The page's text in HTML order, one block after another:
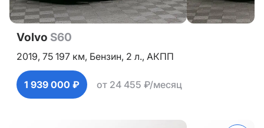
Volvo S60
2019, 75 197 км, Бензин, 2 л., АКПП
1 939 000 ₽ от 24 455 ₽/месяц